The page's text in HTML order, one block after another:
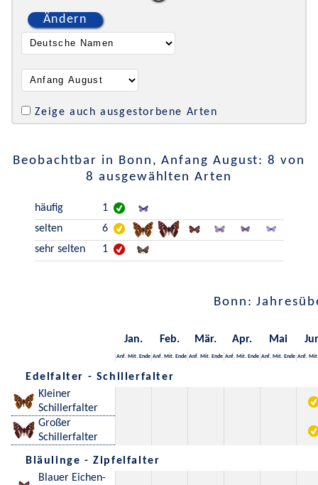
Ändern
Zeige auch ausgestorbene Arten
Beobachtbar in Bonn, Anfang August: 8 von
8 ausgewählten Arten
häufig
1
selten
6
sehr selten
1
Bonn:
Jan. Feb. Mär. Apr. Mai
Anf. Mit. Ende Anf. Mit. Ende Anf. Mit. Ende Anf. Mit. Ende Anf. Mit. Ende Anf. Mit.
Edelfalter - Schillerfalter
Kleiner
Schillerfalter
Großer
Schillerfalter
Bläulinge - Zipfelfalter
Blauer Eichen-